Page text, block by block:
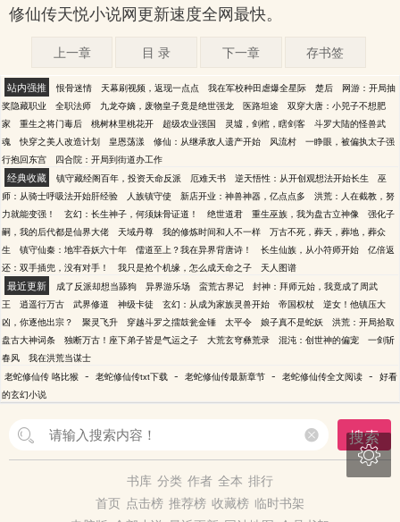
修仙传天悦小说网更新速度全网最快。
上一章 目 录 下一章 存书签
站内强推 恨骨迷情 天幕刷视频，返现一点点 我在军校种田虐爆全星际 楚后
网游：开局抽
奖隐藏职业
全职法师 九龙夺嫡，废物皇子竟是绝世强龙 医路坦途
双穿大唐：小兕子不想肥
家
重生之将门毒后 桃树林里桃花开 超级农业强国 灵墟，剑棺，瞎剑客
斗罗大陆的怪兽武
魂
快穿之美人改造计划 皇恩荡漾 修仙：从继承敌人遗产开始 风流村
一睁眼，被偏执太子强
行抱回东宫
四合院：开局到街道办工作
经典收藏 镇守藏经阁百年，投资天命反派 厄难天书 逆天悟性：从开创观想法开始长生
巫
师：从骑士呼吸法开始肝经验
人族镇守使 新店开业：神兽神器，亿点点多
洪荒：人在截教，努
力就能变强！
玄幻：长生神子，何须妹骨证道！ 绝世道君 重生巫族，我为盘古立神像
强化子
嗣，我的后代都是仙界大佬
天域丹尊 我的修炼时间和人不一样
万古不死，葬天，葬地，葬众
生
镇守仙秦：地牢吞妖六十年 儒道至上？我在异界背唐诗！ 长生仙族，从小符师开始
亿倍返
还：双手插兜，没有对手！
我只是抢个机缘，怎么成天命之子 天人图谱
最近更新 成了反派却想当舔狗 异界游乐场 蛮荒古界记
封神：拜师元始，我竟成了周武
王
逍遥行万古 武界修道 神级卡徒 玄幻：从成为家族灵兽开始 帝国权杖
逆女！他镇压大
凶，你逐他出宗？
聚灵飞升 穿越斗罗之擂鼓瓮金锤 太平令 娘子真不是蛇妖
洪荒：开局拾取
盘古大神词条
独断万古！座下弟子皆是气运之子 大荒玄穹彝荒录 混沌：创世神的偏宠
一剑斩
春风
我在洪荒当谋士
老蛇修仙传 咯比猴 - 老蛇修仙传txt下载 - 老蛇修仙传最新章节 - 老蛇修仙传全文阅读 - 好看
的玄幻小说
搜索
书库 分类 作者 全本 排行
首页 点击榜 推荐榜 收藏榜 临时书架
